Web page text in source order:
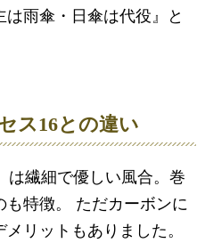
雨傘・日傘は代役』と
ス16との違い
は繊細で優しい風合。巻
特徴。 ただカーボンに
リットもありました。